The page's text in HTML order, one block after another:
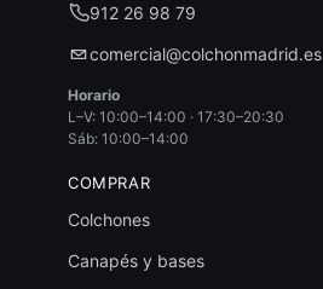
912 26 98 79
comercial@colchonmadrid.es
Horario
L–V: 10:00–14:00 · 17:30–20:30
Sáb: 10:00–14:00
COMPRAR
Colchones
Canapés y bases